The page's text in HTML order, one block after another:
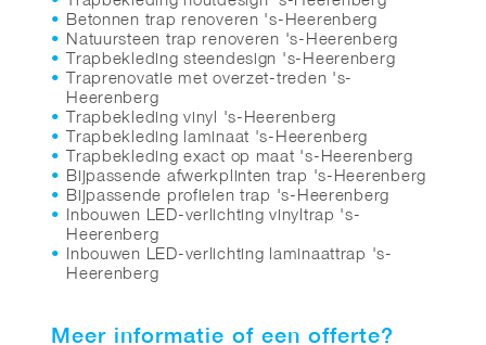
Betonnen trap renoveren 's-Heerenberg
Natuursteen trap renoveren 's-Heerenberg
Trapbekleding steendesign 's-Heerenberg
Traprenovatie met overzet-treden 's-
Heerenberg
Trapbekleding vinyl 's-Heerenberg
Trapbekleding laminaat 's-Heerenberg
Trapbekleding exact op maat 's-Heerenberg
Bijpassende afwerkplinten trap 's-Heerenberg
Bijpassende profielen trap 's-Heerenberg
Inbouwen LED-verlichting vinyltrap 's-
Heerenberg
Inbouwen LED-verlichting laminaattrap 's-
Heerenberg
Meer informatie of een offerte?